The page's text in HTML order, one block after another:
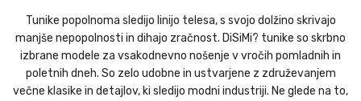
Tunike popolnoma sledijo linijo telesa, s svojo dolžino skrivajo
manjše nepopolnosti in dihajo zračnost. DiSiMi? tunike so skrbno
izbrane modele za vsakodnevno nošenje v vročih pomladnih in
poletnih dneh. So zelo udobne in ustvarjene z združevanjem
večne klasike in detajlov, ki sledijo modni industriji. Ne glede na to,